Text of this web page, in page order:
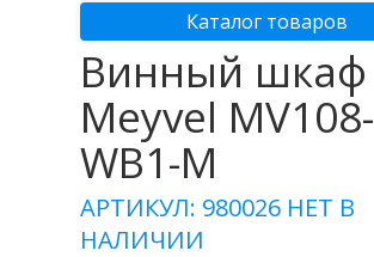
Каталог товаров
Винный шкаф
Meyvel MV108-
WB1-M
АРТИКУЛ: 980026 НЕТ В
НАЛИЧИИ